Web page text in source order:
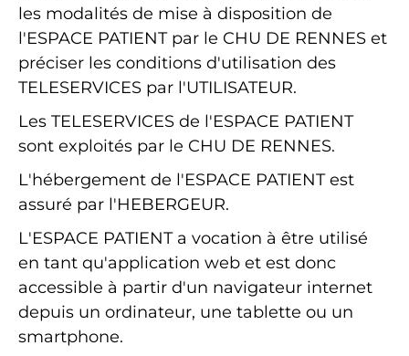
les modalités de mise à disposition de
l'ESPACE PATIENT par le CHU DE RENNES et
préciser les conditions d'utilisation des
TELESERVICES par l'UTILISATEUR.
Les TELESERVICES de l'ESPACE PATIENT
sont exploités par le CHU DE RENNES.
L'hébergement de l'ESPACE PATIENT est
assuré par l'HEBERGEUR.
L'ESPACE PATIENT a vocation à être utilisé
en tant qu'application web et est donc
accessible à partir d'un navigateur internet
depuis un ordinateur, une tablette ou un
smartphone.